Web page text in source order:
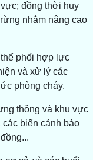
đồng thời huy
nhằm nâng cao
phối hợp lực
và xử lý các
phòng cháy.
thông và khu vực
biển cảnh báo